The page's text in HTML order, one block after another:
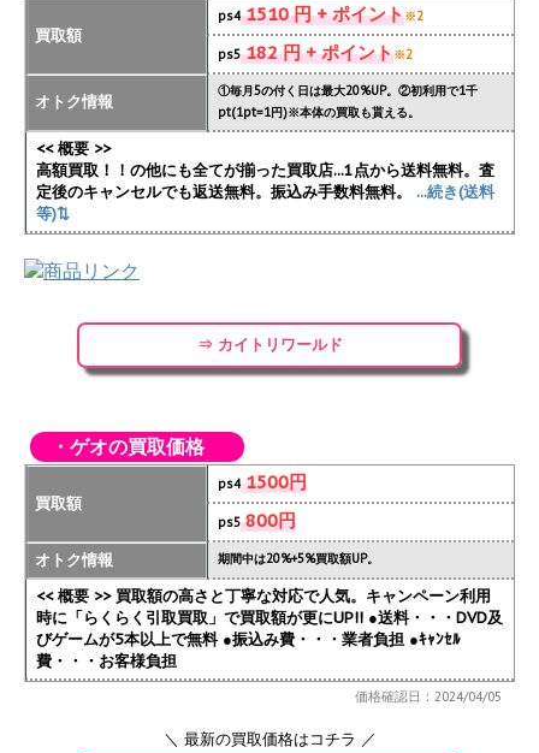
買取額
ps41510 円 + ポイント※2
ps5182 円 + ポイント※2
オトク情報
①毎月5の付く日は最大20%UP。②初利用で1千
pt(1pt=1円)※本体の買取も貰える。
<< 概要 >>
高額買取！！の他にも全てが揃った買取店...1点から送料無料。査
定後のキャンセルでも返送無料。振込み手数料無料。
...続き(送料
等)⇅
⇒ カイトリワールド
・ゲオの買取価格
買取額
ps41500円
ps5800円
オトク情報 期間中は20%+5%買取額UP。
<< 概要 >> 買取額の高さと丁寧な対応で人気。キャンペーン利用
時に「らくらく引取買取」で買取額が更にUP!! ●送料・・・DVD及
びゲームが5本以上で無料 ●振込み費・・・業者負担 ●ｷｬﾝｾﾙ
費・・・お客様負担
価格確認日：2024/04/05
＼ 最新の買取価格はコチラ ／